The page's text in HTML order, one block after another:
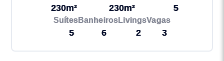
230m² 230m² 5
Suítes
5
Banheiros
6
Livings
2
Vagas
3